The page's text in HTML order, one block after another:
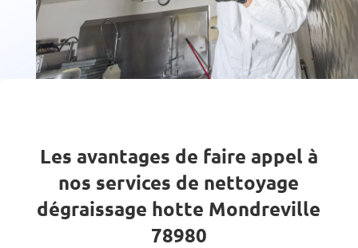
Les avantages de faire appel à
nos services de nettoyage
dégraissage hotte Mondreville
78980